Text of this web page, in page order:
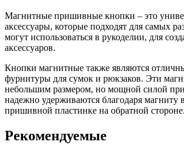
Магнитные пришивные кнопки – это
аксессуары, которые подходят для самых
могут использоваться в рукоделии, для
аксессуаров.
Кнопки магнитные также являются
фурнитуры для сумок и рюкзаков. Эти
небольшим размером, но мощной силой
надежно удерживаются благодаря магниту
пришивной пластинке на обратной стороне.
Рекомендуемые